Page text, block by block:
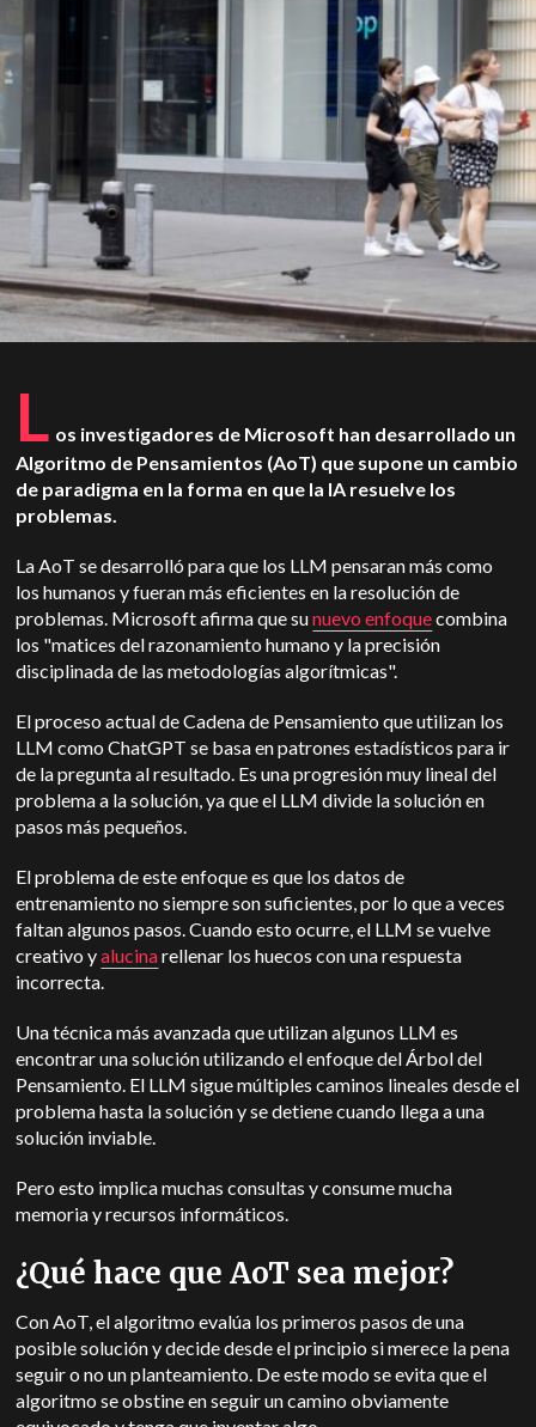
L os investigadores de Microsoft han desarrollado un
Algoritmo de Pensamientos (AoT) que supone un cambio
de paradigma en la forma en que la IA resuelve los
problemas.
La AoT se desarrolló para que los LLM pensaran más como
los humanos y fueran más eficientes en la resolución de
problemas. Microsoft afirma que sunuevo enfoquecombina
los "matices del razonamiento humano y la precisión
disciplinada de las metodologías algorítmicas".
El proceso actual de Cadena de Pensamiento que utilizan los
LLM como ChatGPT se basa en patrones estadísticos para ir
de la pregunta al resultado. Es una progresión muy lineal del
problema a la solución, ya que el LLM divide la solución en
pasos más pequeños.
El problema de este enfoque es que los datos de
entrenamiento no siempre son suficientes, por lo que a veces
faltan algunos pasos. Cuando esto ocurre, el LLM se vuelve
creativo yalucinarellenar los huecos con una respuesta
incorrecta.
Una técnica más avanzada que utilizan algunos LLM es
encontrar una solución utilizando el enfoque del Árbol del
Pensamiento. El LLM sigue múltiples caminos lineales desde el
problema hasta la solución y se detiene cuando llega a una
solución inviable.
Pero esto implica muchas consultas y consume mucha
memoria y recursos informáticos.
¿Qué hace que AoT sea mejor?
Con AoT, el algoritmo evalúa los primeros pasos de una
posible solución y decide desde el principio si merece la pena
seguir o no un planteamiento. De este modo se evita que el
algoritmo se obstine en seguir un camino obviamente